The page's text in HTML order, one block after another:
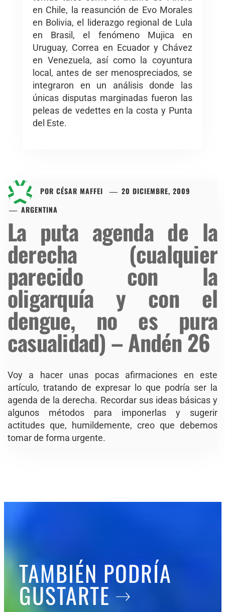
en Chile, la reasunción de Evo Morales
en Bolivia, el liderazgo regional de Lula
en Brasil, el fenómeno Mujica en
Uruguay, Correa en Ecuador y Chávez
en Venezuela, así como la coyuntura
local, antes de ser menospreciados, se
integraron en un análisis donde las
únicas disputas marginadas fueron las
peleas de vedettes en la costa y Punta
del Este.
POR CÉSAR MAFFEI
20 DICIEMBRE, 2009
ARGENTINA
La puta agenda de la
derecha (cualquier
parecido con la
oligarquía y con el
dengue, no es pura
casualidad) – Andén 26
Voy a hacer unas pocas afirmaciones en este
artículo, tratando de expresar lo que podría ser la
agenda de la derecha. Recordar sus ideas básicas y
algunos métodos para imponerlas y sugerir
actitudes que, humildemente, creo que debemos
tomar de forma urgente.
TAMBIÉN PODRÍA
GUSTARTE